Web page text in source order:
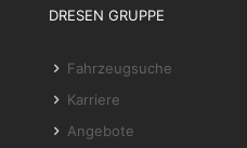
DRESEN GRUPPE
Fahrzeugsuche
Karriere
Angebote